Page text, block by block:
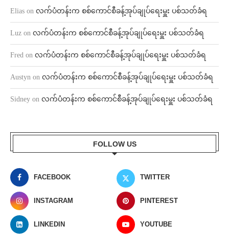
Elias on လက်ပံတန်းက စစ်ကောင်စီခန့်အုပ်ချုပ်ရေးမှူး ပစ်သတ်ခံရ
Luz on လက်ပံတန်းက စစ်ကောင်စီခန့်အုပ်ချုပ်ရေးမှူး ပစ်သတ်ခံရ
Fred on လက်ပံတန်းက စစ်ကောင်စီခန့်အုပ်ချုပ်ရေးမှူး ပစ်သတ်ခံရ
Austyn on လက်ပံတန်းက စစ်ကောင်စီခန့်အုပ်ချုပ်ရေးမှူး ပစ်သတ်ခံရ
Sidney on လက်ပံတန်းက စစ်ကောင်စီခန့်အုပ်ချုပ်ရေးမှူး ပစ်သတ်ခံရ
FOLLOW US
FACEBOOK TWITTER
INSTAGRAM PINTEREST
LINKEDIN YOUTUBE